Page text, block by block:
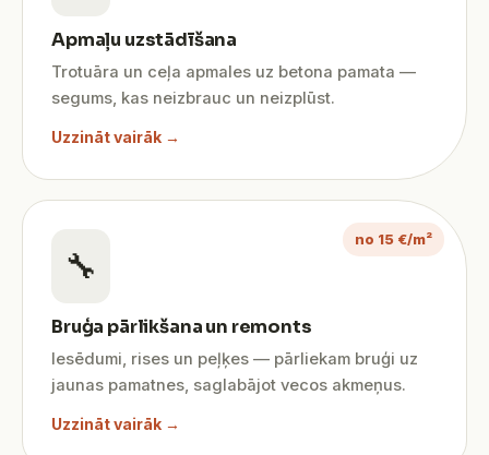
Apmaļu uzstādīšana
Trotuāra un ceļa apmales uz betona pamata —
segums, kas neizbrauc un neizplūst.
Uzzināt vairāk →
no 15 €/m²
🔧
Bruģa pārlikšana un remonts
Iesēdumi, rises un peļķes — pārliekam bruģi uz
jaunas pamatnes, saglabājot vecos akmeņus.
Uzzināt vairāk →